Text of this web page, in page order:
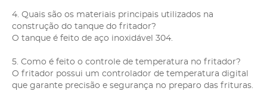
4. Quais são os materiais principais utilizados na
construção do tanque do fritador?
O tanque é feito de aço inoxidável 304.
5. Como é feito o controle de temperatura no fritador?
O fritador possui um controlador de temperatura digital
que garante precisão e segurança no preparo das frituras.